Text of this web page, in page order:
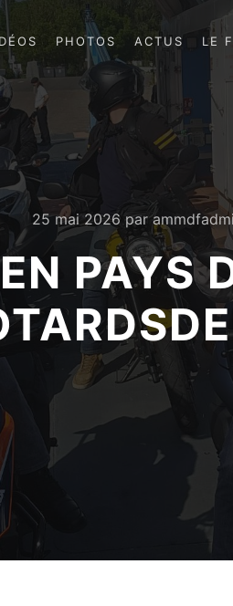
PHOTOS ACTUS LE
25 mai 2026par
PAYS